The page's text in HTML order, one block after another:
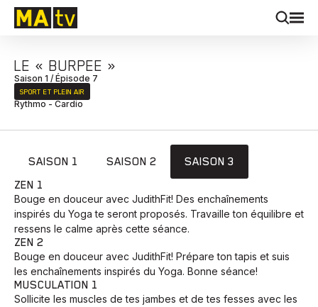
LE « BURPEE »
Saison 1 / Épisode 7
SPORT ET PLEIN AIR
Rythmo - Cardio
SAISON 1 SAISON 2
SAISON 3
ZEN 1
Bouge en douceur avec JudithFit! Des enchaînements
inspirés du Yoga te seront proposés. Travaille ton équilibre et
ressens le calme après cette séance.
ZEN 2
Bouge en douceur avec JudithFit! Prépare ton tapis et suis
les enchaînements inspirés du Yoga. Bonne séance!
MUSCULATION 1
Sollicite les muscles de tes jambes et de tes fesses avec les